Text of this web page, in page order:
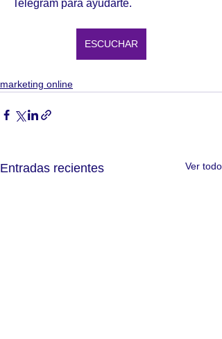
Telegram para ayudarte.
ESCUCHAR
marketing online
Entradas recientes Ver todo